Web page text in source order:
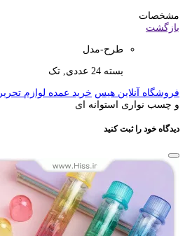
مشخصات
بازگشت
طرح-مدل
بسته 24 عددی, تک
فروشگاه آنلاین هیس خرید عمده لوازم تحریر
و چسب نواری استوانه ای
دیدگاه خود را ثبت کنید